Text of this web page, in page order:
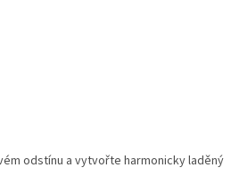
odstínu a vytvořte harmonicky laděný